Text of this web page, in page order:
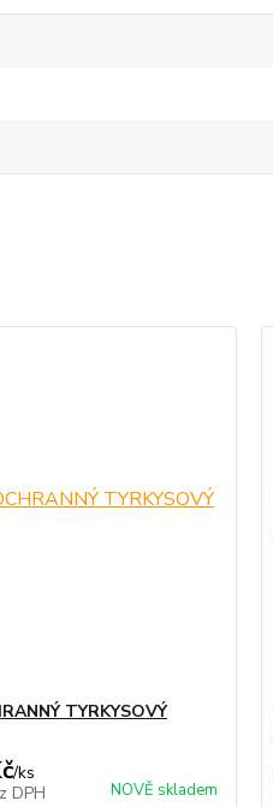
TYRKYSOVÝ
/ks
DPH NOVĚ skladem